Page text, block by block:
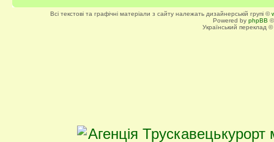
Всі текстові та графічні матеріали з сайту належать дизайнерській групі ©
Powered by phpBB
Український переклад